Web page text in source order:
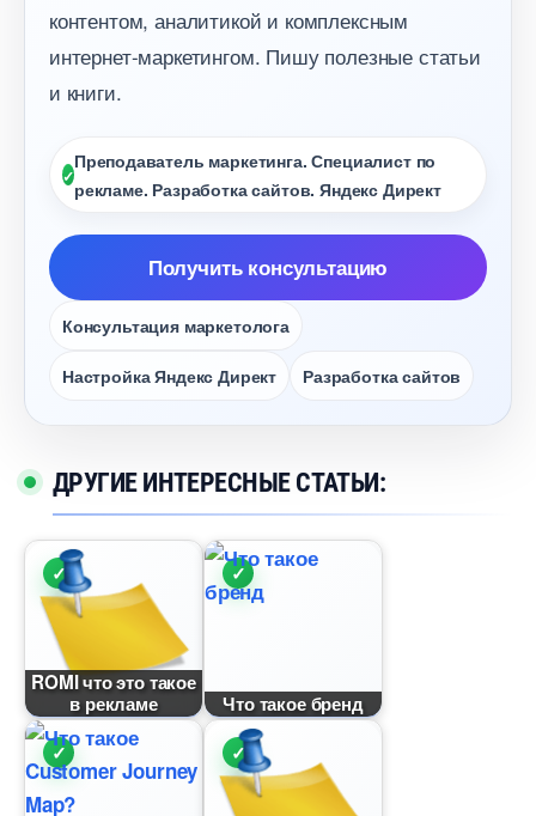
контентом, аналитикой и комплексным
интернет-маркетингом. Пишу полезные статьи
и книги.
Преподаватель маркетинга. Специалист по
рекламе. Разработка сайтов. Яндекс Директ
Получить консультацию
Консультация маркетолога
Настройка Яндекс Директ Разработка сайто
ДРУГИЕ ИНТЕРЕСНЫЕ СТАТЬИ:
ROMI что это такое
рекламе
Что такое бренд